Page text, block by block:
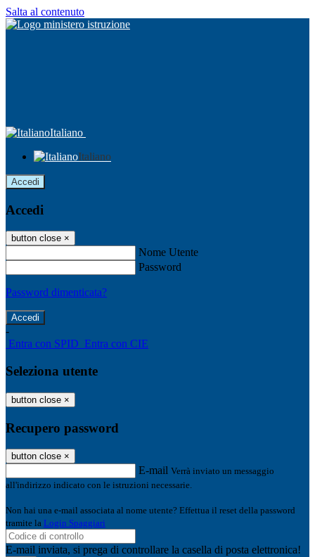
Salta al contenuto
Italiano
Italiano
Accedi
Accedi
button close ×
Nome Utente
Password
Password dimenticata?
-
Entra con SPID Entra con CIE
Seleziona utente
button close ×
Recupero password
button close ×
E-mail Verrà inviato un messaggio
all'indirizzo indicato con le istruzioni necessarie.
Non hai una e-mail associata al nome utente? Effettua il reset della password
tramite la Login Spaggiari
E-mail inviata, si prega di controllare la casella di posta elettronica!